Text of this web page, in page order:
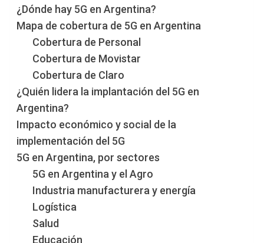
¿Dónde hay 5G en Argentina?
Mapa de cobertura de 5G en Argentina
Cobertura de Personal
Cobertura de Movistar
Cobertura de Claro
¿Quién lidera la implantación del 5G en
Argentina?
Impacto económico y social de la
implementación del 5G
5G en Argentina, por sectores
5G en Argentina y el Agro
Industria manufacturera y energía
Logística
Salud
Educación